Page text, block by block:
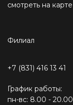
смотреть на карте
Филиал
+7 (831) 416 13 41
График работы:
пн-вс: 8.00 - 20.00